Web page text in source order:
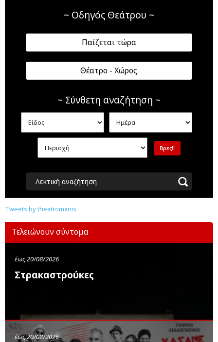
~ Οδηγός Θεάτρου ~
Παίζεται τώρα
Θέατρο - Χώρος
~ Σύνθετη αναζήτηση ~
Λεκτική αναζήτηση
Tweets by theatromanis
Τελειώνουν σύντομα
έως 20/08/2026
Στρακαστρούκες
έως 20/08/2026